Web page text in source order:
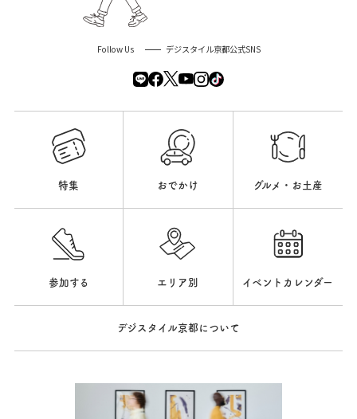
Follow Us デジスタイル京都公式SNS
特集 おでかけ グルメ・お土産
参加する エリア別 イベントカレンダー
デジスタイル京都について